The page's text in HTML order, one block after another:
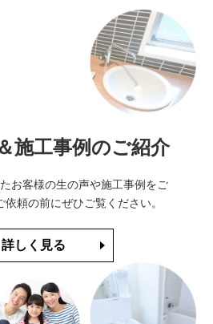
地域経済対策リフォーム事業
域経済対策リフォーム事業
せ
経済対策リフォーム事業
ーン住宅ポイント制度
施工事例のご紹介
お客様の生の声や施工事例をご
頼の前にぜひご覧ください。
詳しく見る